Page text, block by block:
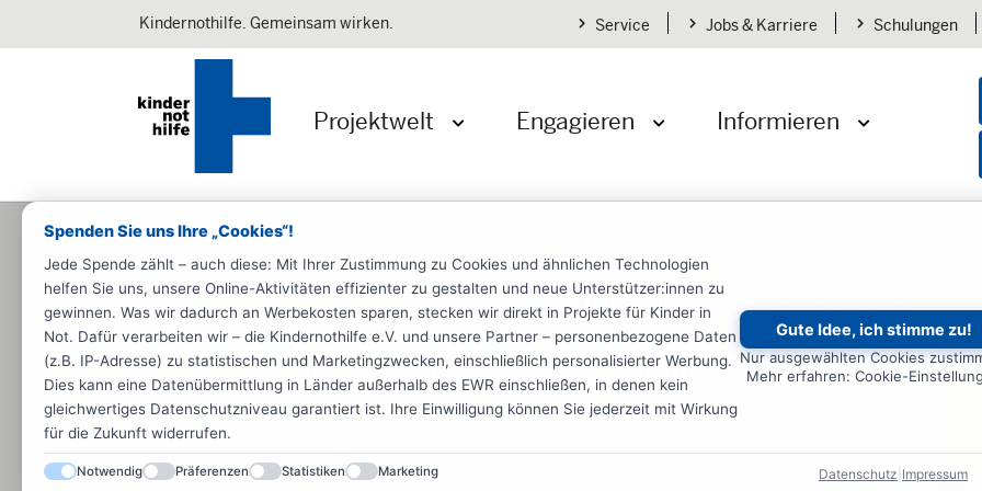
Spenden Sie uns Ihre „Cookies“!
Jede Spende zählt – auch diese: Mit Ihrer Zustimmung zu Cookies und ähnlichen Technologien
helfen Sie uns, unsere Online-Aktivitäten effizienter zu gestalten und neue Unterstützer:innen zu
gewinnen. Was wir dadurch an Werbekosten sparen, stecken wir direkt in Projekte für Kinder in
Not. Dafür verarbeiten wir – die Kindernothilfe e.V. und unsere Partner – personenbezogene Daten
(z.B. IP-Adresse) zu statistischen und Marketingzwecken, einschließlich personalisierter Werbung.
Dies kann eine Datenübermittlung in Länder außerhalb des EWR einschließen, in denen kein
gleichwertiges Datenschutzniveau garantiert ist. Ihre Einwilligung können Sie jederzeit mit Wirkung
für die Zukunft widerrufen.
Gute Idee, ich stimme zu!
Nur ausgewählten Cookies
Mehr erfahren: Cookie-
Notwendig Präferenzen Statistiken Marketing Datenschutz Impressum
Kindernothilfe. Gemeinsam wirken. Service Jobs & Karriere Schulungen
Projektwelt Engagieren Informieren
Startseite Informieren Materialien Übersicht Kindernothilfe
Rund um die Kindernothilfe Spendende Ehrenamtliche
Die Satzung der Kindernothilfe
Die Kindernothilfe lebt aus der Liebe Gottes zu seiner Welt. Jesus hat sich über die
Grenzen von Kultur, Geschlecht und religiöser Prägung hinweg den unterschiedlichsten
Menschen zugewandt. In seinem Namen und seinem Wirken folgend, wenden wir uns